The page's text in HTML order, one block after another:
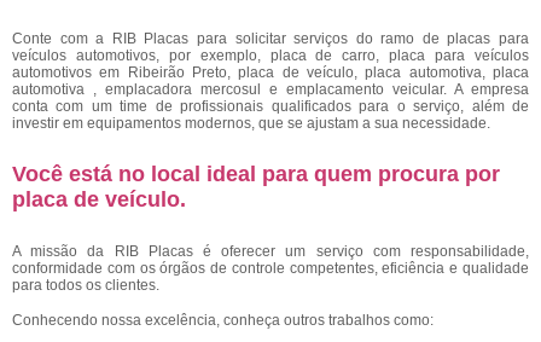
Conte com a RIB Placas para solicitar serviços do ramo de placas para
veículos automotivos, por exemplo, placa de carro, placa para veículos
automotivos em Ribeirão Preto, placa de veículo, placa automotiva, placa
automotiva , emplacadora mercosul e emplacamento veicular. A empresa
conta com um time de profissionais qualificados para o serviço, além de
investir em equipamentos modernos, que se ajustam a sua necessidade.
Você está no local ideal para quem procura por
placa de veículo.
A missão da RIB Placas é oferecer um serviço com responsabilidade,
conformidade com os órgãos de controle competentes, eficiência e qualidade
para todos os clientes.
Conhecendo nossa excelência, conheça outros trabalhos como: